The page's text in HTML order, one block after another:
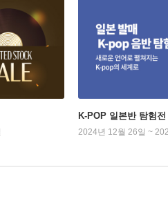
K-POP 일본반 탐험전
2024년 12월 26일 ~